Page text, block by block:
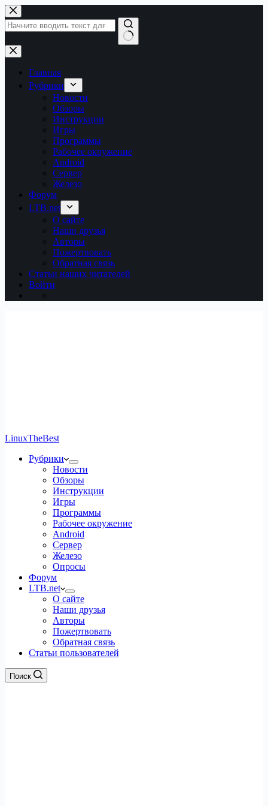
Перейти
к
сути
Ничего
не
найденоГлавная
Рубрики
Новости
Обзоры
Инструкции
Игры
Программы
Рабочее окружение
Android
Сервер
Железо
Форум
LTB.net
О сайте
Наши друзья
Авторы
Пожертвовать
Обратная связь
Статьи наших читателей
Войти
LinuxTheBest
Рубрики
Новости
Обзоры
Инструкции
Игры
Программы
Рабочее окружение
Android
Сервер
Железо
Опросы
Форум
LTB.net
О сайте
Наши друзья
Авторы
Пожертвовать
Обратная связь
Статьи пользователей
Поиск